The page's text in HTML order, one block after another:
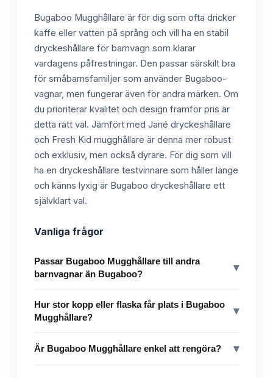
Bugaboo Mugghållare är för dig som ofta dricker
kaffe eller vatten på språng och vill ha en stabil
dryckeshållare för barnvagn som klarar
vardagens påfrestningar. Den passar särskilt bra
för småbarnsfamiljer som använder Bugaboo-
vagnar, men fungerar även för andra märken. Om
du prioriterar kvalitet och design framför pris är
detta rätt val. Jämfört med Jané dryckeshållare
och Fresh Kid mugghållare är denna mer robust
och exklusiv, men också dyrare. För dig som vill
ha en dryckeshållare testvinnare som håller länge
och känns lyxig är Bugaboo dryckeshållare ett
självklart val.
Vanliga frågor
Passar Bugaboo Mugghållare till andra
barnvagnar än Bugaboo?
▾
Hur stor kopp eller flaska får plats i Bugaboo
Mugghållare?
▾
Är Bugaboo Mugghållare enkel att rengöra? ▾